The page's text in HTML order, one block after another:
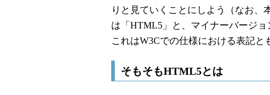
りと見ていくことにしよう（なお、
は「HTML5」と、マイナーバージョ
これはW3Cでの仕様における表記と
そもそもHTML5とは